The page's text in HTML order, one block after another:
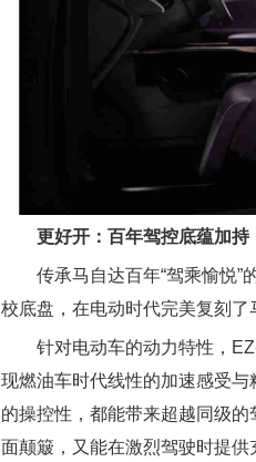
更好开：百年驾控底蕴加持
传承马自达百年“驾乘愉悦”
校底盘，在电动时代完美复刻了
针对电动车的动力特性，
现燃油车时代线性的加速感受
的操控性，都能带来超越同级
面颠簸，又能在激烈驾驶时提供